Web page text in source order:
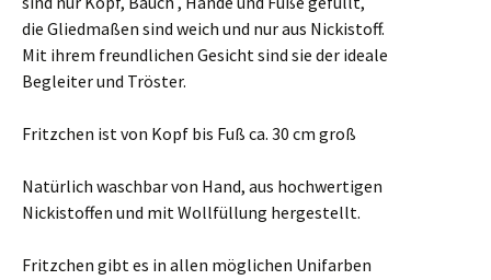
die Gliedmaßen sind weich und nur aus Nickistoff.
Mit ihrem freundlichen Gesicht sind sie der ideale
Begleiter und Tröster.
Fritzchen ist von Kopf bis Fuß ca. 30 cm groß
Natürlich waschbar von Hand, aus hochwertigen
Nickistoffen und mit Wollfüllung hergestellt.
Fritzchen gibt es in allen möglichen Unifarben